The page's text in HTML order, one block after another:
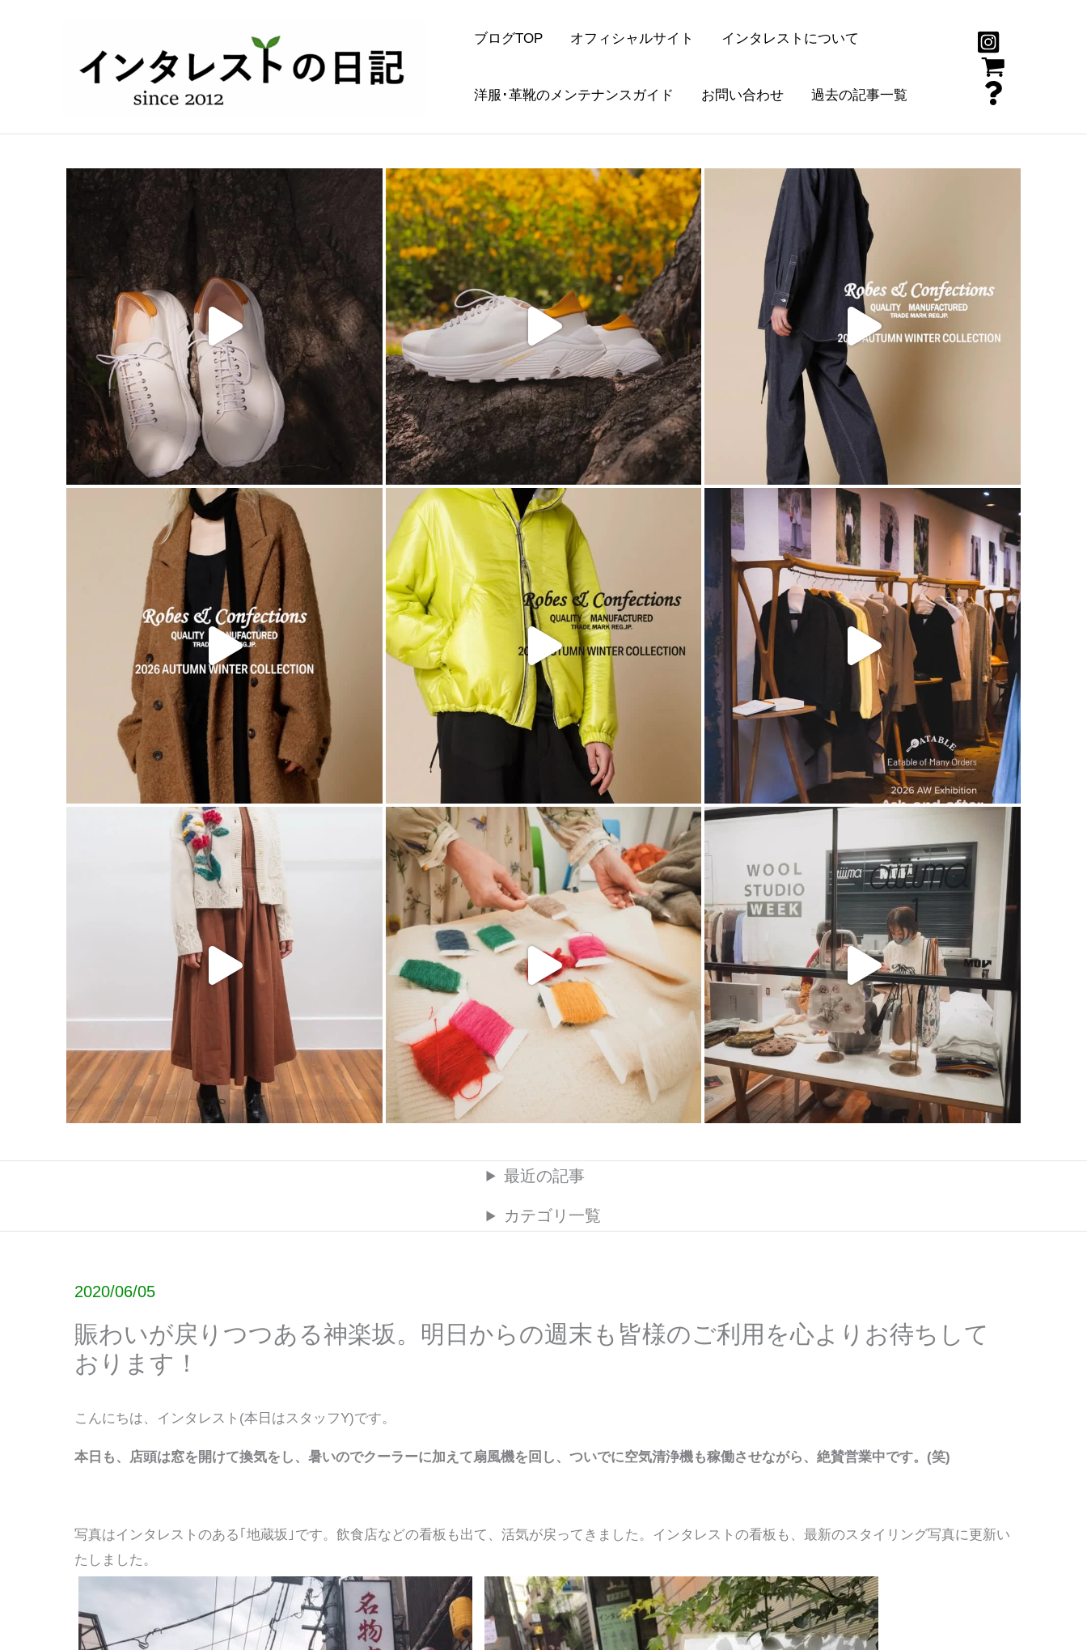
ッ
ブログTOP オフィシャルサイト インタレストについて
洋服･革靴のメンテナンスガイド お問い合わせ 過去の記事一覧
最近の記事
カテゴリ一覧
2020/06/05
賑わいが戻りつつある神楽坂。明日からの週末も皆様のご利用を心よりお待ちして
おります！
こんにちは、インタレスト(本日はスタッフY)です。
本日も、店頭は窓を開けて換気をし、暑いのでクーラーに加えて扇風機を回し、ついでに空気清浄機も稼働させながら、絶賛営業中です。(笑)
写真はインタレストのある｢地蔵坂｣です。飲食店などの看板も出て、活気が戻ってきました。インタレストの看板も、最新のスタイリング写真に更新い
たしました。